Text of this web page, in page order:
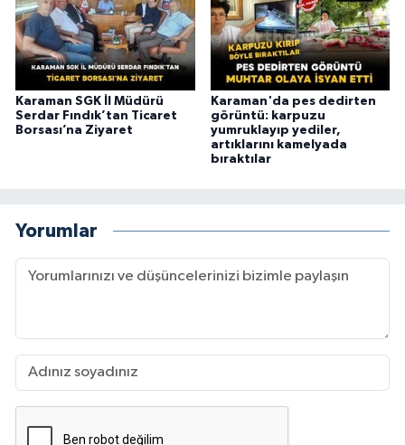
Karaman SGK İl Müdürü
Serdar Fındık’tan Ticaret
Borsası’na Ziyaret
Karaman'da pes dedirten
görüntü: karpuzu
yumruklayıp yediler,
artıklarını kamelyada
bıraktılar
Yorumlar